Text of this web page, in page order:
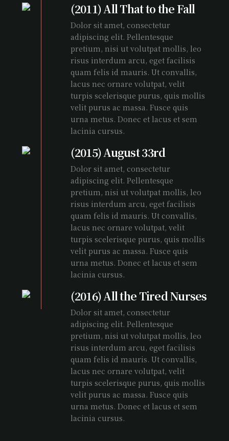
(2011) All That to the Fall
Dolor sit amet, consectetur
adipiscing elit. Pellentesque
pretium, nisi ut volutpat mollis, leo
risus interdum arcu, eget facilisis
quam felis id mauris. Ut convallis,
lacus nec ornare volutpat, velit
turpis scelerisque purus, quis mollis
velit purus ac massa. Fusce quis
urna metus. Donec et lacus et sem
lacinia cursus.
(2015) August 33rd
Dolor sit amet, consectetur
adipiscing elit. Pellentesque
pretium, nisi ut volutpat mollis, leo
risus interdum arcu, eget facilisis
quam felis id mauris. Ut convallis,
lacus nec ornare volutpat, velit
turpis scelerisque purus, quis mollis
velit purus ac massa. Fusce quis
urna metus. Donec et lacus et sem
lacinia cursus.
(2016) All the Tired Nurses
Dolor sit amet, consectetur
adipiscing elit. Pellentesque
pretium, nisi ut volutpat mollis, leo
risus interdum arcu, eget facilisis
quam felis id mauris. Ut convallis,
lacus nec ornare volutpat, velit
turpis scelerisque purus, quis mollis
velit purus ac massa. Fusce quis
urna metus. Donec et lacus et sem
lacinia cursus.